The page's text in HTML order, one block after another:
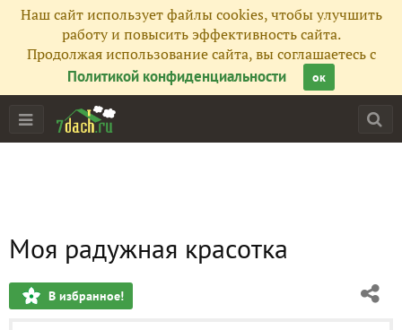
Наш сайт использует файлы cookies, чтобы улучшить
работу и повысить эффективность сайта.
Продолжая использование сайта, вы соглашаетесь с
Политикой конфиденциальности
ок
Моя радужная красотка
В избранное!